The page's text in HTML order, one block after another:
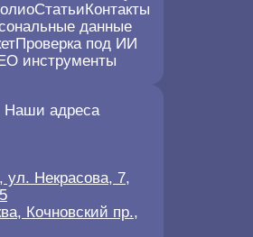
СтатьиКонтакты
данные
Проверка под ИИ
инструменты
Наши адреса
ул. Некрасова, 7,
Кочновский пр.,